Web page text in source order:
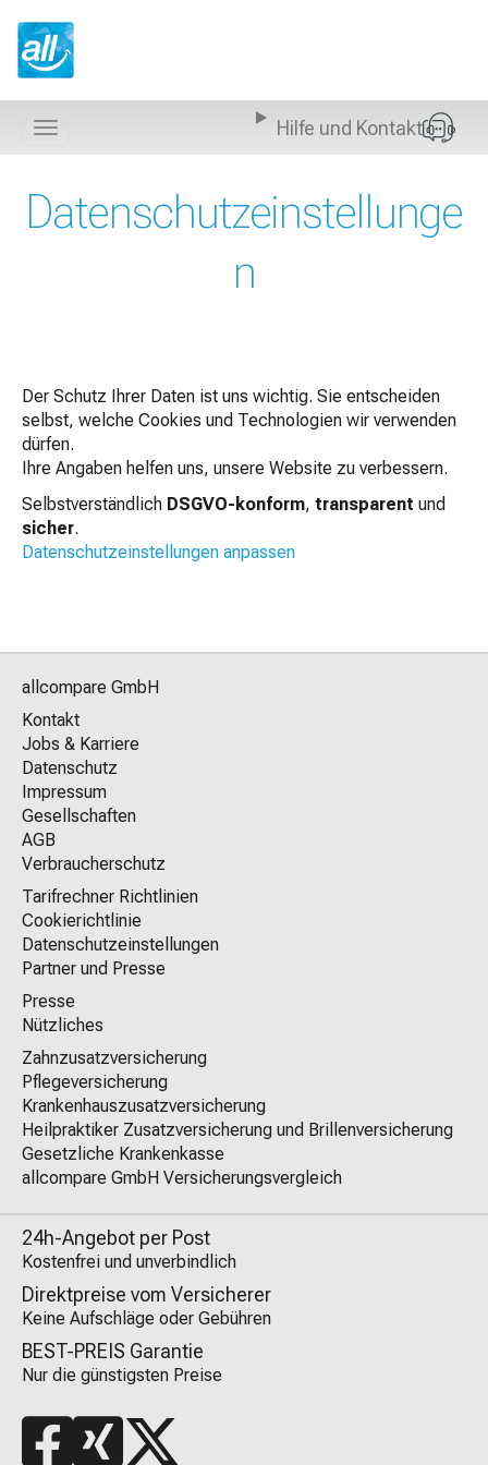
n
a
Navigation
anzeigen
Hilfe und Kontakt
Datenschutzeinstellunge
n
Der Schutz Ihrer Daten ist uns wichtig. Sie entscheiden
selbst, welche Cookies und Technologien wir verwenden
dürfen.
Ihre Angaben helfen uns, unsere Website zu verbessern.
Selbstverständlich DSGVO-konform, transparent und
sicher.
Datenschutzeinstellungen anpassen
allcompare GmbH
Kontakt
Jobs & Karriere
Datenschutz
Impressum
Gesellschaften
AGB
Verbraucherschutz
Tarifrechner Richtlinien
Cookierichtlinie
Datenschutzeinstellungen
Partner und Presse
Presse
Nützliches
Zahnzusatzversicherung
Pflegeversicherung
Krankenhauszusatzversicherung
Heilpraktiker Zusatzversicherung und Brillenversicherung
Gesetzliche Krankenkasse
allcompare GmbH Versicherungsvergleich
24h-Angebot per Post
Kostenfrei und unverbindlich
Direktpreise vom Versicherer
Keine Aufschläge oder Gebühren
BEST-PREIS Garantie
Nur die günstigsten Preise